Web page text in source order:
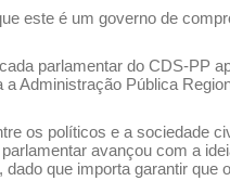
este é um governo de
parlamentar do CDS-PP
Administração Pública
os políticos e a sociedade
avançou com a
que importa garantir que